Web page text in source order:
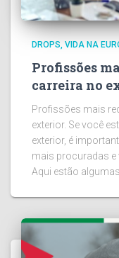
DROPS VIDA NA
Profissões
carreira no
Profissões mais
exterior. Se você
exterior, é
mais procuradas e
Aqui estão